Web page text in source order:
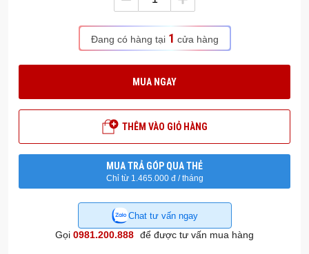
Đang có hàng tại 1 cửa hàng
MUA NGAY
THÊM VÀO GIỎ HÀNG
MUA TRẢ GÓP QUA THẺ
Chỉ từ 1.465.000 đ / tháng
Chat tư vấn ngay
Gọi 0981.200.888 để được tư vấn mua hàng